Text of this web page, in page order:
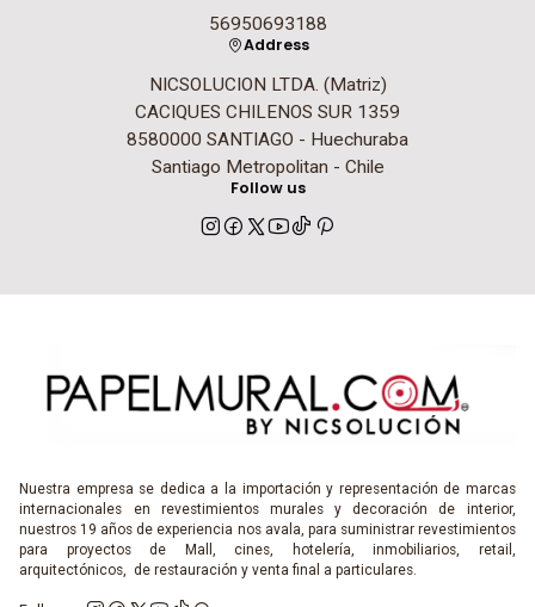
56950693188
Address
NICSOLUCION LTDA. (Matriz)
CACIQUES CHILENOS SUR 1359
8580000 SANTIAGO - Huechuraba
Santiago Metropolitan - Chile
Follow us
Nuestra empresa se dedica a la importación y representación de marcas
internacionales en revestimientos murales y decoración de interior,
nuestros 19 años de experiencia nos avala, para suministrar revestimientos
para proyectos de Mall, cines, hotelería, inmobiliarios, retail,
arquitectónicos, de restauración y venta final a particulares.